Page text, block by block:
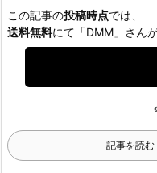
この記事の投稿時点では、
送料無料にて「DMM」さん
記事を読む